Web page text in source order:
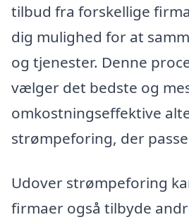
tilbud fra forskellige
dig mulighed for at
og tjenester. Denne
vælger det bedste og
omkostningseffektive
strømpeforing, der
Udover strømpeforing
firmaer også tilbyde